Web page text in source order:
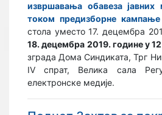
извршавања обавеза јавних
током предизборне кампање
стола уместо 17. децембра
18. децембра 2019. године у
зграда Дома Синдиката, Трг
IV спрат, Велика сала
електронске медије.